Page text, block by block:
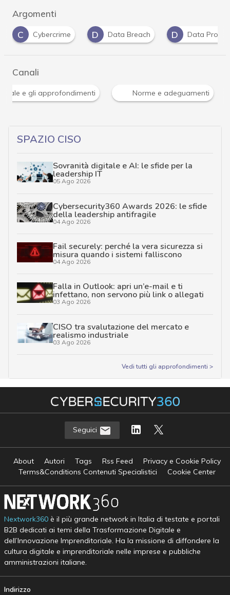
Argomenti
D
Data Breach D Data Protection D
dati
Canali
Attacchi hacker e Malware: le ultime news in tempo
SPAZIO CISO
Sovranità digitale e AI: le sfide per la
leadership IT
05 Ago 2026
Cybersecurity360 Awards 2026: le sfide
della leadership antifragile
04 Ago 2026
Fail securely: perché la vera sicurezza si
misura quando i sistemi falliscono
04 Ago 2026
Falla in Outlook: apri un’e-mail e ti
infettano, non servono più link o allegati
03 Ago 2026
CISO tra svalutazione del mercato e
realismo industriale
03 Ago 2026
Vedi tutti gli approfondimenti >
Seguici
About Autori Tags Rss Feed
Privacy e Cookie Policy
Terms&Conditions Contenuti Specialistici
Cookie Center
Nextwork360è il più grande network in Italia di testate e portali
B2B dedicati ai temi della Trasformazione Digitale e
dell’Innovazione Imprenditoriale. Ha la missione di diffondere la
cultura digitale e imprenditoriale nelle imprese e pubbliche
amministrazioni italiane.
Indirizzo